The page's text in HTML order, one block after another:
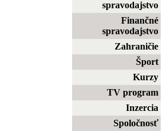
spravodajstvo
Finančné
spravodajstvo
Zahraničie
Šport
Kurzy
TV program
Inzercia
Spoločnosť